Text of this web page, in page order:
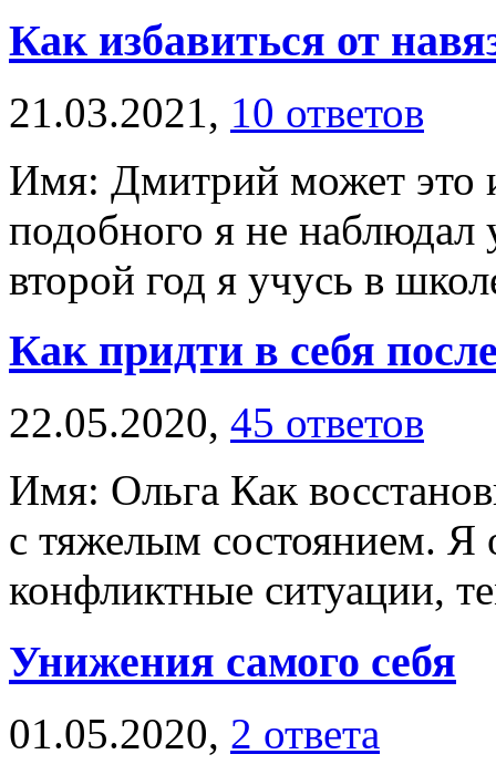
Как избавиться от
21.03.2021, 10 ответов
Имя: Дмитрий может это
подобного я не наблюдал
второй год я учусь в
Как придти в себя
22.05.2020, 45 ответов
Имя: Ольга Как
с тяжелым состоянием.
конфликтные ситуации,
Унижения самого себя
01.05.2020, 2 ответа